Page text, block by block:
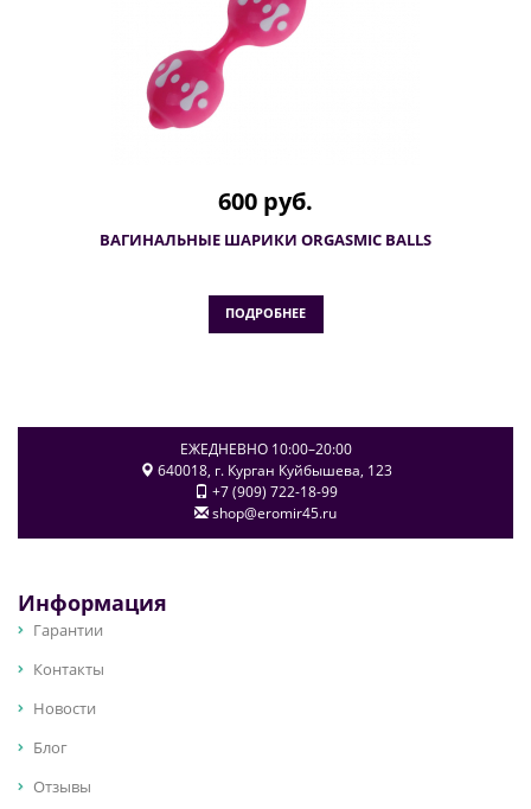
600 руб.
ВАГИНАЛЬНЫЕ ШАРИКИ ORGASMIC BALLS
ПОДРОБНЕЕ
ЕЖЕДНЕВНО 10:00–20:00
640018, г. Курган Куйбышева, 123
+7 (909) 722-18-99
shop@eromir45.ru
Информация
Гарантии
Контакты
Новости
Блог
Отзывы